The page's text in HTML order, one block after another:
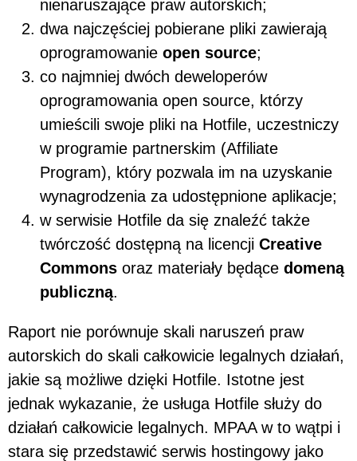
nienaruszające praw autorskich;
dwa najczęściej pobierane pliki zawierają
oprogramowanie open source;
co najmniej dwóch deweloperów
oprogramowania open source, którzy
umieścili swoje pliki na Hotfile, uczestniczy
w programie partnerskim (Affiliate
Program), który pozwala im na uzyskanie
wynagrodzenia za udostępnione aplikacje;
w serwisie Hotfile da się znaleźć także
twórczość dostępną na licencji Creative
Commons oraz materiały będące domeną
publiczną.
Raport nie porównuje skali naruszeń praw
autorskich do skali całkowicie legalnych działań,
jakie są możliwe dzięki Hotfile. Istotne jest
jednak wykazanie, że usługa Hotfile służy do
działań całkowicie legalnych. MPAA w to wątpi i
stara się przedstawić serwis hostingowy jako